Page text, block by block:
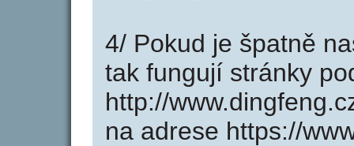
4/ Pokud je špatně
tak fungují stránky
http://
na adrese https://